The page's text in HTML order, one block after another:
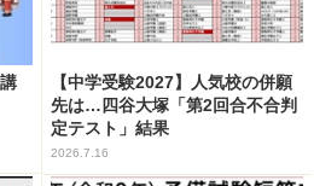
【中学受験2027】人気校の併願
先は…四谷大塚「第2回合不合判
定テスト」結果
2026.7.16